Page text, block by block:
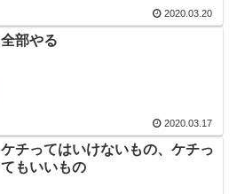
2020.03.20
全部やる
2020.03.17
ケチってはいけないもの、ケチっ
てもいいもの